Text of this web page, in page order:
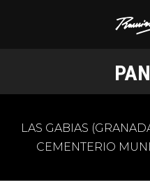
LAS GABIAS
CEMENTERIO